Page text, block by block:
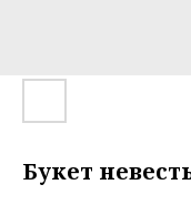
Букет